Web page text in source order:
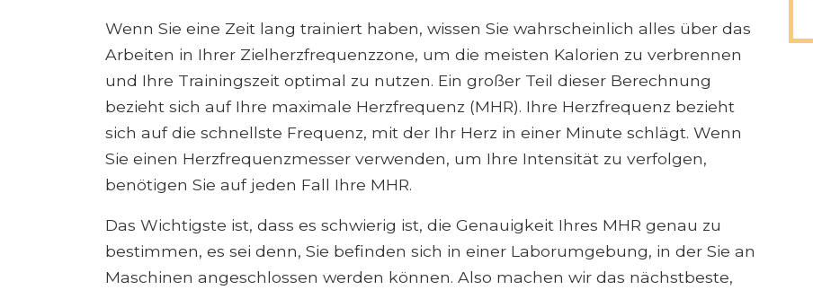
Wenn Sie eine Zeit lang trainiert haben, wissen Sie wahrscheinlich alles über das
Arbeiten in Ihrer Zielherzfrequenzzone, um die meisten Kalorien zu verbrennen
und Ihre Trainingszeit optimal zu nutzen. Ein großer Teil dieser Berechnung
bezieht sich auf Ihre maximale Herzfrequenz (MHR). Ihre Herzfrequenz bezieht
sich auf die schnellste Frequenz, mit der Ihr Herz in einer Minute schlägt. Wenn
Sie einen Herzfrequenzmesser verwenden, um Ihre Intensität zu verfolgen,
benötigen Sie auf jeden Fall Ihre MHR.
Das Wichtigste ist, dass es schwierig ist, die Genauigkeit Ihres MHR genau zu
bestimmen, es sei denn, Sie befinden sich in einer Laborumgebung, in der Sie an
Maschinen angeschlossen werden können. Also machen wir das nächstbeste,